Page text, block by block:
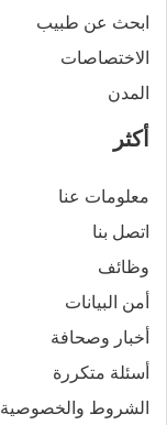
ابحث عن طبيب
الاختصاصات
المدن
أكثر
معلومات عنا
اتصل بنا
وظائف
أمن البيانات
أخبار وصحافة
أسئلة متكررة
الشروط والخصوصية